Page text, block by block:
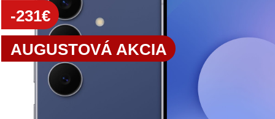
-231€
AUGUSTOVÁ AKCIA